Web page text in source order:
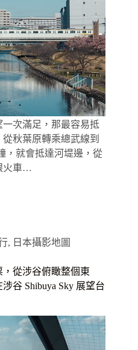
次滿足，那最容易抵
秋葉原轉乘總武線到
，就會抵達河堤邊，從
火車…
, 日本攝影地圖
從涉谷俯瞰整個東
谷 Shibuya Sky 展望台